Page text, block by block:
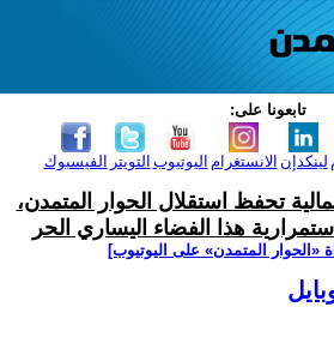
تابعونا على:
الفيسبوك التويتر اليوتيوب الانستغرام لينكدإن
تحفظ استقلال الحوار المتمدن،
هذا الفضاء اليساري الحر
‫«الحوار المتمدن» على اليوتيوب]